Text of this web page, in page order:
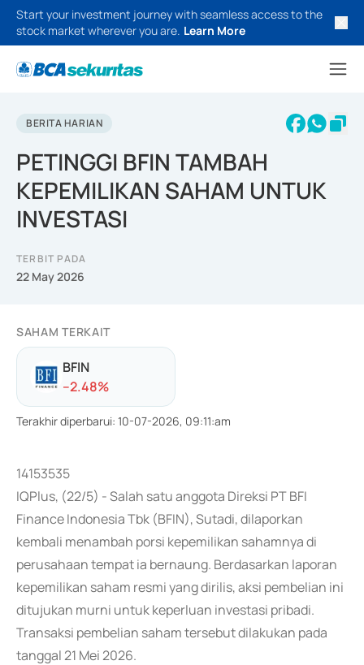
Start your investment journey with seamless access to the
stock market wherever you are. Learn More
BERITA HARIAN
PETINGGI BFIN TAMBAH
KEPEMILIKAN SAHAM UNTUK
INVESTASI
TERBIT PADA
22 May 2026
SAHAM TERKAIT
BFIN
--2.48%
Terakhir diperbarui: 10-07-2026, 09:11:am
14153535
IQPlus, (22/5) - Salah satu anggota Direksi PT BFI
Finance Indonesia Tbk (BFIN), Sutadi, dilaporkan
kembali menambah porsi kepemilikan sahamnya di
perusahaan tempat ia bernaung. Berdasarkan laporan
kepemilikan saham resmi yang dirilis, aksi pembelian ini
ditujukan murni untuk keperluan investasi pribadi.
Transaksi pembelian saham tersebut dilakukan pada
tanggal 21 Mei 2026.